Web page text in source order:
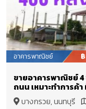
อาคารพาณิชย์
ขายอาคารพาณิชย์ 4
ถนน เหมาะทำการค้
บางกรวย, นนทบุรี